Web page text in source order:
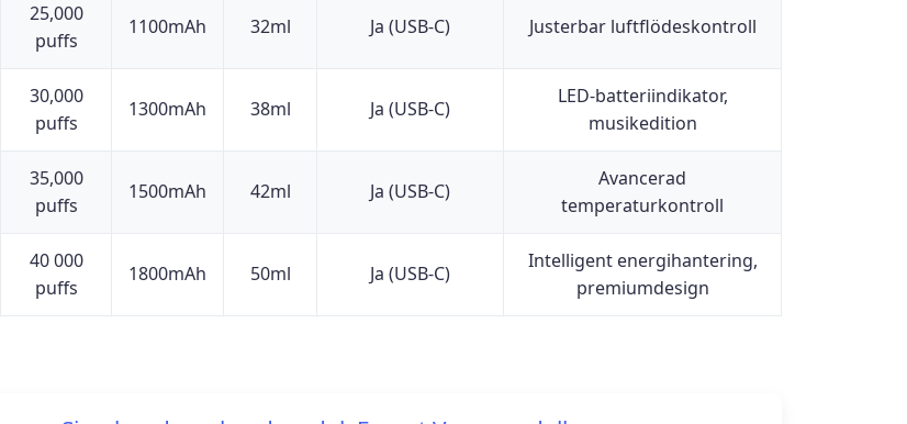
25,000
puffs
1100mAh 32ml Ja (USB-C) Justerbar luftflödeskontroll
30,000
puffs
1300mAh 38ml Ja (USB-C)
LED-batteriindikator,
musikedition
35,000
puffs
1500mAh 42ml Ja (USB-C)
Avancerad
temperaturkontroll
40 000
puffs
1800mAh 50ml Ja (USB-C)
Intelligent energihantering,
premiumdesign